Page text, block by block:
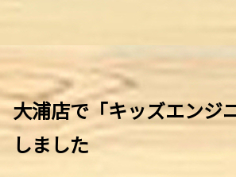
大浦店で「キッズエンジ
しました